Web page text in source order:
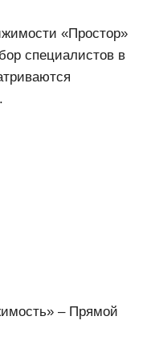
«Простор»
специалистов в
– Прямой